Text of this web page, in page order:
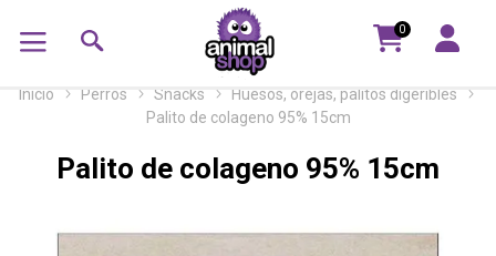
0
Inicio Perros Snacks
Huesos, orejas, palitos digeribles
Palito de colageno 95% 15cm
Palito de colageno 95% 15cm